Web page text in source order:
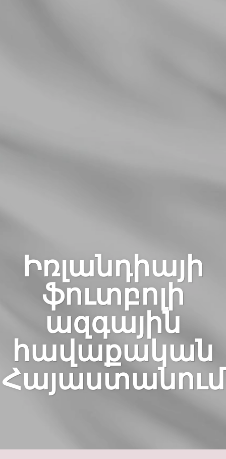
Իռլանդիայի
ֆուտբոլի
ազգային
հավաքական
Հայաստանում